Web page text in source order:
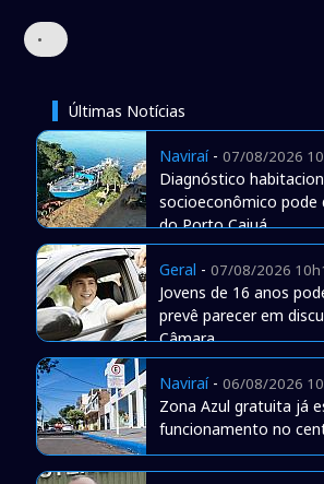
•
Últimas Notícias
Naviraí- 07/08/2026
Diagnóstico
socioeconômico pode
do Porto Caiuá
Geral - 07/08/2026
Jovens de 16 anos
prevê parecer em
Câmara
Naviraí- 06/08/2026
Zona Azul gratuita já
funcionamento no